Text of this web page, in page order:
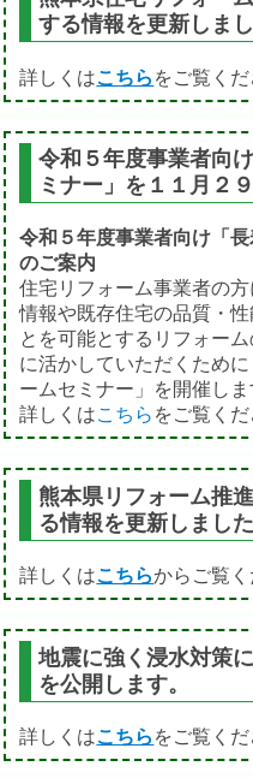
する情報を更新しまし
詳しくはこちら をご覧くだ
令和５年度事業者向
ミナー」を１１月２
令和５年度事業者向け「
のご案内
住宅リフォーム事業者の
情報や既存住宅の品質・
とを可能とするリフォー
に活かしていただくため
ームセミナー」を開催しま
詳しくはこちら をご覧くだ
熊本県リフォーム推
る情報を更新しました
詳しくはこちらからご覧く
地震に強く浸水対策
を公開します。
詳しくはこちら をご覧くだ